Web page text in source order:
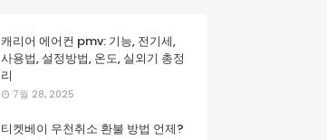
캐리어 에어컨 pmv: 기능, 전기세,
사용법, 설정방법, 온도, 실외기 총정
리
7월 28, 2025
티켓베이 우천취소 환불 방법 언제?